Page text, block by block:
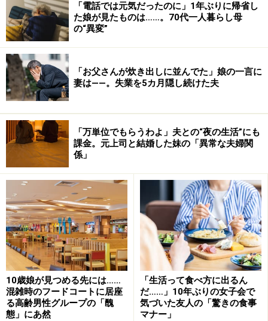
マンガ：カツヤマケイコ（@keicomix）
※記事内容は執筆時点のものです。最新の内容をご確認くださ
い。
「電話では元気だったのに」1年ぶりに帰省し
た娘が見たものは……。70代一人暮らし母
の“異変”
「お父さんが炊き出しに並んでた」娘の一言に
妻は――。失業を5カ月隠し続けた夫
「万単位でもらうわよ」夫との“夜の生活”にも
課金。元上司と結婚した妹の「異常な夫婦関
係」
10歳娘が見つめる先には……
混雑時のフードコートに居座
る高齢男性グループの「醜
態」にあ然
「生活って食べ方に出るん
だ……」10年ぶりの女子会で
気づいた友人の「驚きの食事
マナー」